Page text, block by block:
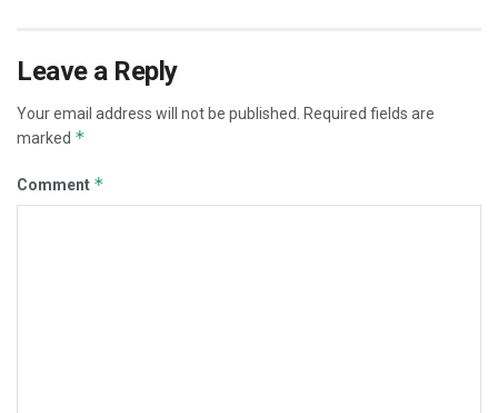
Leave a Reply
Your email address will not be published.
Required fields are
marked *
Comment *